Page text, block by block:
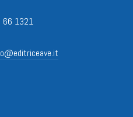
66 1321